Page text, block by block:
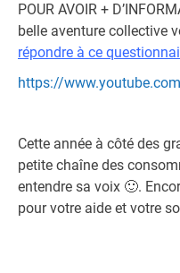
POUR AVOIR +
belle aventure collective
répondre à ce
https://
Cette année à côté des
petite chaîne des
entendre sa voix 🙂.
pour votre aide et votre